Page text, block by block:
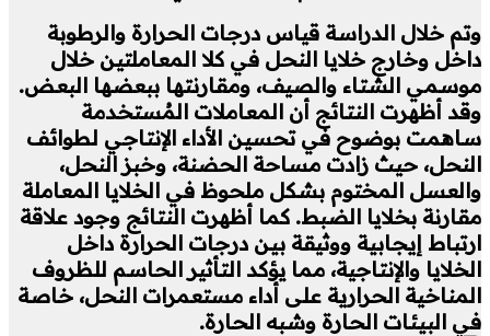
وتم خلال الدراسة قياس درجات الحرارة والرطوبة
داخل وخارج خلايا النحل في كلا المعاملتين خلال
موسمي الشتاء والصيف، ومقارنتها ببعضها البعض.
وقد أظهرت النتائج أن المعاملات المُستخدمة
ساهمت بوضوح في تحسين الأداء الإنتاجي لطوائف
النحل، حيث زادت مساحة الحضنة، وخبز النحل،
والعسل المختوم بشكل ملحوظ في الخلايا المعاملة
مقارنة بخلايا الضبط. كما أظهرت النتائج وجود علاقة
ارتباط إيجابية ووثيقة بين درجات الحرارة داخل
الخلايا والإنتاجية، مما يؤكد التأثير الحاسم للظروف
المناخية الحرارية على أداء مستعمرات النحل، خاصة
في البيئات الحارة وشبه الحارة.